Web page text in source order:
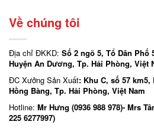
Về chúng tôi
Địa chỉ ĐKKD: Số 2 ngõ 5, Tổ Dân Phố
Huyện An Dương, Tp. Hải Phòng, Việt
ĐC Xưởng Sản Xuất: Khu C, số 57 km5,
Hồng Bàng, Tp. Hải Phòng, Việt Nam
Hotline: Mr Hưng (0936 988 978)- Mrs
225 6277997)